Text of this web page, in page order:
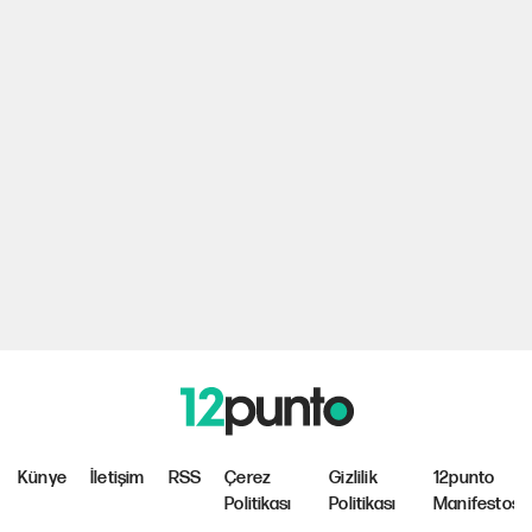
Künye İletişim RSS
Çerez
Politikası
Gizlilik
Politikası
12punto
Manifestosu